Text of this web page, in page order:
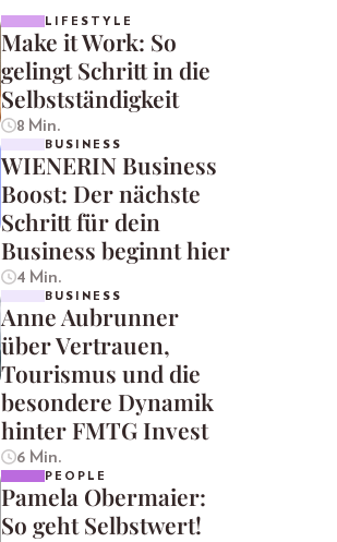
LIFESTYLE
Make it Work: So
gelingt Schritt in die
Selbstständigkeit
8 Min.
BUSINESS
WIENERIN Business
Boost: Der nächste
Schritt für dein
Business beginnt hier
4 Min.
BUSINESS
Anne Aubrunner
über Vertrauen,
Tourismus und die
besondere Dynamik
hinter FMTG Invest
6 Min.
PEOPLE
Pamela Obermaier:
So geht Selbstwert!